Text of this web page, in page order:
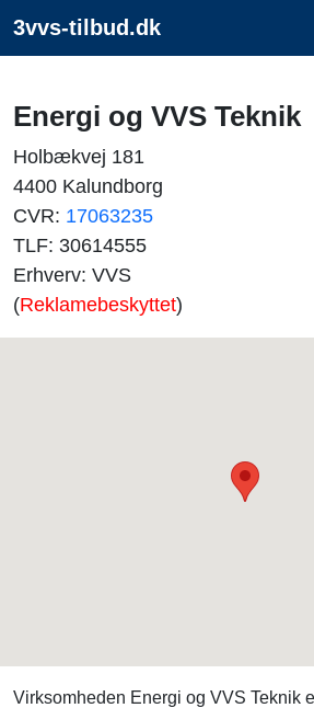
3vvs-tilbud.dk
Energi og VVS Teknik
Holbækvej 181
4400 Kalundborg
CVR: 17063235
TLF: 30614555
Erhverv: VVS
(Reklamebeskyttet)
Virksomheden Energi og VVS Teknik